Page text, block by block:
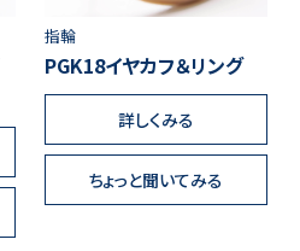
指輪
PGK18イヤカフ＆リング
詳しくみる
ちょっと聞いてみる